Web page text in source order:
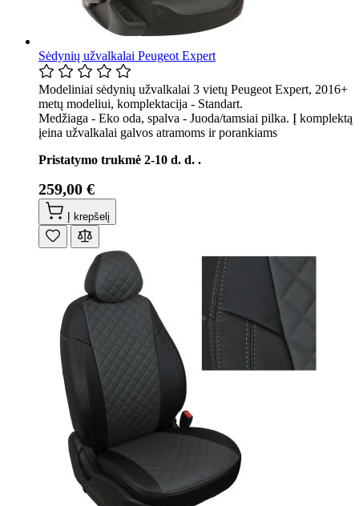
Sėdynių užvalkalai Peugeot Expert
Modeliniai sėdynių užvalkalai 3 vietų Peugeot Expert, 2016+
metų modeliui, komplektacija - Standart.
Medžiaga - Eko oda, spalva - Juoda/tamsiai pilka. Į komplektą
įeina užvalkalai galvos atramoms ir porankiams
Pristatymo trukmė 2-10 d. d. .
259,00 €
Į krepšelį